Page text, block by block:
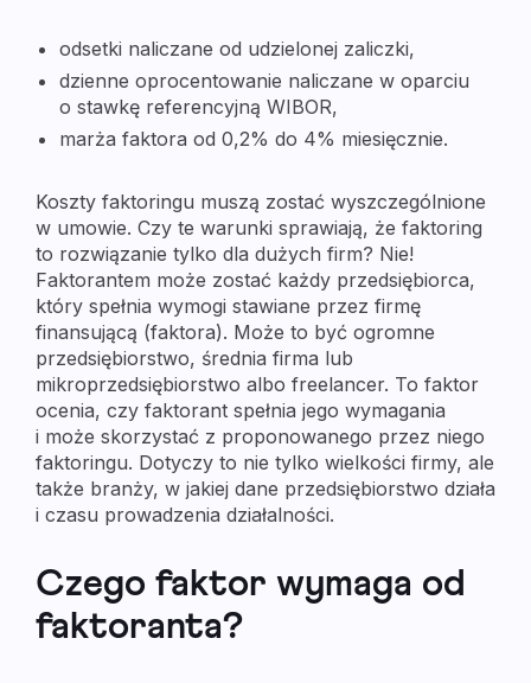
odsetki naliczane od udzielonej zaliczki,
dzienne oprocentowanie naliczane w oparciu
o stawkę referencyjną WIBOR,
marża faktora od 0,2% do 4% miesięcznie.
Koszty faktoringu muszą zostać wyszczególnione
w umowie. Czy te warunki sprawiają, że faktoring
to rozwiązanie tylko dla dużych firm? Nie!
Faktorantem może zostać każdy przedsiębiorca,
który spełnia wymogi stawiane przez firmę
finansującą (faktora). Może to być ogromne
przedsiębiorstwo, średnia firma lub
mikroprzedsiębiorstwo albo freelancer. To faktor
ocenia, czy faktorant spełnia jego wymagania
i może skorzystać z proponowanego przez niego
faktoringu. Dotyczy to nie tylko wielkości firmy, ale
także branży, w jakiej dane przedsiębiorstwo działa
i czasu prowadzenia działalności.
Czego faktor wymaga od
faktoranta?